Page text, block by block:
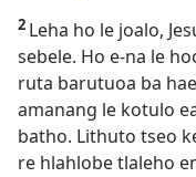
2 Leha ho le joalo,
sebele. Ho e-na le
ruta barutuoa ba
amanang le kotulo
batho. Lithuto tseo
re hlahlobe tlaleho